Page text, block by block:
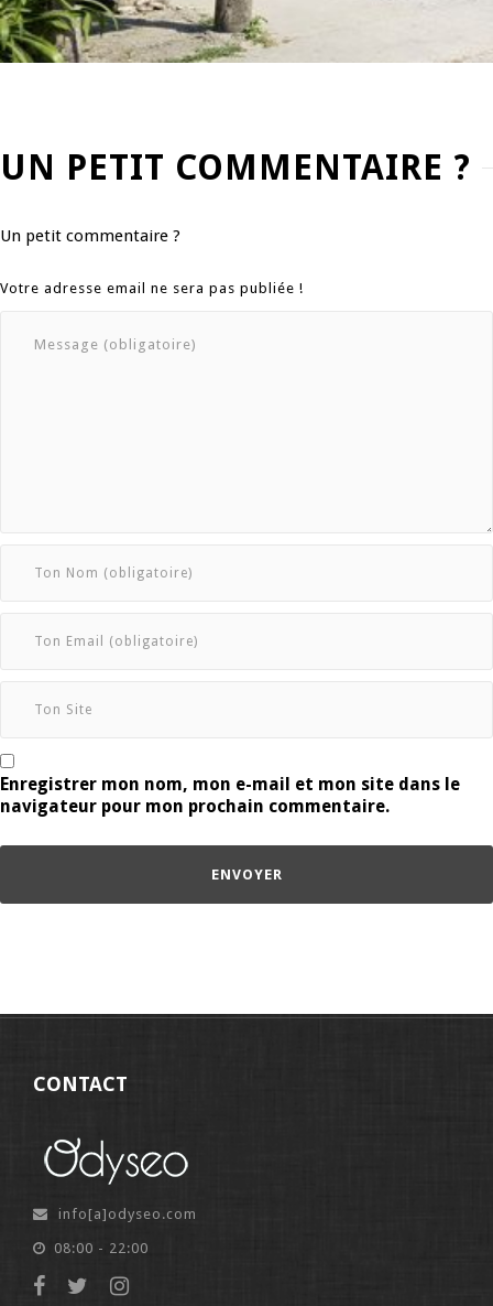
UN PETIT COMMENTAIRE ?
Un petit commentaire ?
Votre adresse email ne sera pas publiée !
Enregistrer mon nom, mon e-mail et mon site dans le
navigateur pour mon prochain commentaire.
CONTACT
info[a]odyseo.com
08:00 - 22:00